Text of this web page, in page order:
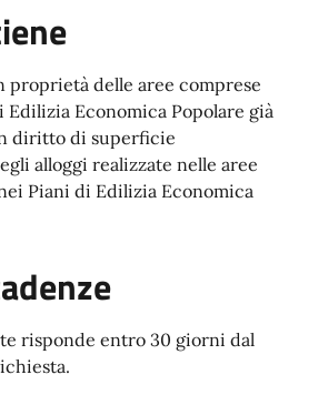
proprietà delle aree comprese
Edilizia Economica Popolare già
diritto di superficie
alloggi realizzate nelle aree
Piani di Edilizia Economica
risponde entro 30 giorni dal